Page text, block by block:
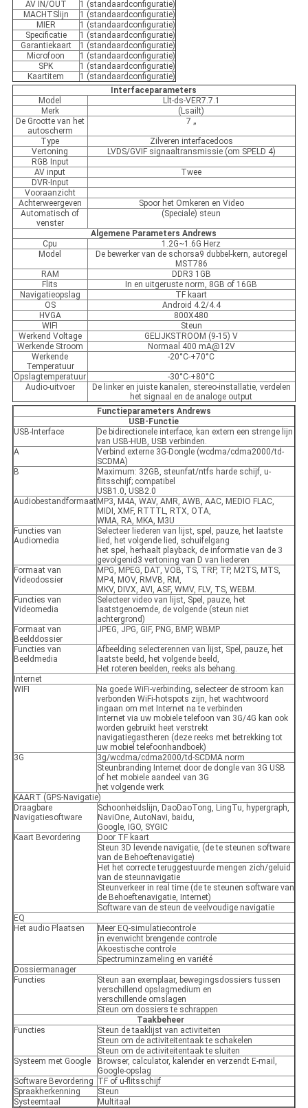
AV IN/OUT
1 (standaardconfiguratie)
MACHTSlijn
1 (standaardconfiguratie)
MIER
1 (standaardconfiguratie)
Specificatie
1 (standaardconfiguratie)
Garantiekaart
1 (standaardconfiguratie)
Microfoon
1 (standaardconfiguratie)
SPK
1 (standaardconfiguratie)
Kaartitem
1 (standaardconfiguratie)
Interfaceparameters
Model
Llt-ds-VER7.7.1
Merk
(Lsailt)
De Grootte van het
autoscherm
7 „
Type
Zilveren interfacedoos
Vertoning
LVDS/GVIF signaaltransmissie (om SPELD 4)
RGB Input
AV input
Twee
DVR-Input
Vooraanzicht
Achterweergeven
Spoor het Omkeren en Video
Automatisch of
venster
(Speciale) steun
Algemene Parameters Andrews
Cpu
1.2G~1.6G Herz
Model
De bewerker van de schorsa9 dubbel-kern, autoregel
MST786
RAM
DDR3 1GB
Flits
In en uitgeruste norm, 8GB of 16GB
Navigatieopslag
TF kaart
OS
Android 4.2/4.4
HVGA
800X480
WIFI
Steun
Werkend Voltage
GELIJKSTROOM (9-15) V
Werkende Stroom
Normaal 400 mA@12V
Werkende
Temperatuur
-20°C-+70°C
Opslagtemperatuur
-30°C-+80°C
Audio-uitvoer
De linker en juiste kanalen, stereo-installatie, verdelen
het signaal en de analoge output
Functieparameters Andrews
USB-Functie
USB-Interface
De bidirectionele interface, kan extern een strenge lijn
van USB-HUB, USB verbinden.
A
Verbind externe 3G-Dongle (wcdma/cdma2000/td-
SCDMA)
B
Maximum: 32GB, steunfat/ntfs harde schijf, u-
flitsschijf; compatibel
USB1.0, USB2.0
Audiobestandformaat MP3, M4A, WAV, AMR, AWB, AAC, MEDIO FLAC,
MIDI, XMF, RTTTL, RTX, OTA,
WMA, RA, MKA, M3U
Functies van
Audiomedia
Selecteer liederen van lijst, spel, pauze, het laatste
lied, het volgende lied, schuifelgang
het spel, herhaalt playback, de informatie van de 3
gevolgenid3 vertoning van D van liederen
Formaat van
Videodossier
MPG, MPEG, DAT, VOB, TS, TRP, TP, M2TS, MTS,
MP4, MOV, RMVB, RM,
MKV, DIVX, AVI, ASF, WMV, FLV, TS, WEBM.
Functies van
Videomedia
Selecteer video van lijst, Spel, pauze, het
laatstgenoemde, de volgende (steun niet
achtergrond)
Formaat van
Beelddossier
JPEG, JPG, GIF, PNG, BMP, WBMP
Functies van
Beeldmedia
Afbeelding selecterennen van lijst, Spel, pauze, het
laatste beeld, het volgende beeld,
Het roteren beelden, reeks als behang.
Internet
WIFI
Na goede WiFi-verbinding, selecteer de stroom kan
verbonden WiFi-hotspots zijn, het wachtwoord
ingaan om met Internet na te verbinden
Internet via uw mobiele telefoon van 3G/4G kan ook
worden gebruikt heet verstrekt
navigatiegastheren (deze reeks met betrekking tot
uw mobiel telefoonhandboek)
3G
3g/wcdma/cdma2000/td-SCDMA norm
Steunbranding Internet door de dongle van 3G USB
of het mobiele aandeel van 3G
het volgende werk
KAART (GPS-Navigatie)
Draagbare
Navigatiesoftware
Schoonheidslijn, DaoDaoTong, LingTu, hypergraph,
NaviOne, AutoNavi, baidu,
Google, IGO, SYGIC
Kaart Bevordering
Door TF kaart
Steun 3D levende navigatie, (de te steunen software
van de Behoeftenavigatie)
Het het correcte teruggestuurde mengen zich/geluid
van de steunnavigatie
Steunverkeer in real time (de te steunen software van
de Behoeftenavigatie, Internet)
Software van de steun de veelvoudige navigatie
EQ
Het audio Plaatsen
Meer EQ-simulatiecontrole
in evenwicht brengende controle
Akoestische controle
Spectruminzameling en variété
Dossiermanager
Functies
Steun aan exemplaar, bewegingsdossiers tussen
verschillend opslagmedium en
verschillende omslagen
Steun om dossiers te schrappen
Taakbeheer
Functies
Steun de taaklijst van activiteiten
Steun om de activiteitentaak te schakelen
Steun om de activiteitentaak te sluiten
Systeem met Google
Browser, calculator, kalender en verzendt E-mail,
Google-opslag
Software Bevordering TF of u-flitsschijf
Spraakherkenning
Steun
Systeemtaal
Multitaal